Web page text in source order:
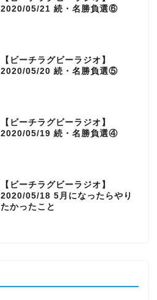
r
m
2020/05/21 続・名勝負選⑥
【ビーチラグビーラジオ】
2020/05/20 続・名勝負選⑤
【ビーチラグビーラジオ】
2020/05/19 続・名勝負選④
【ビーチラグビーラジオ】
2020/05/18 5月になったらやり
たかったこと